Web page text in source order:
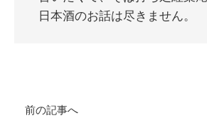
日本酒のお話は尽きません。
前の記事へ